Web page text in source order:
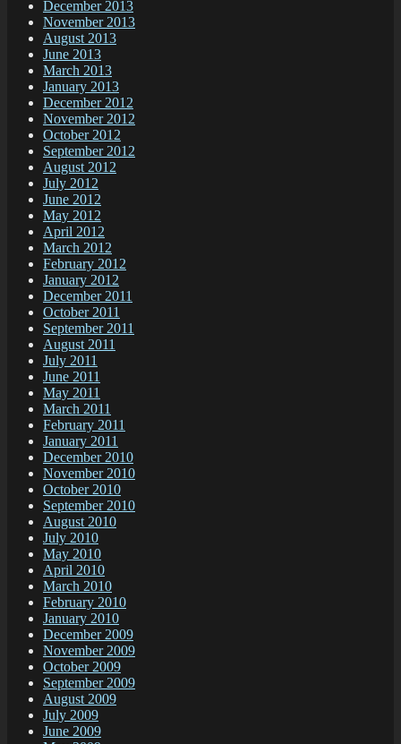
December 2013
November 2013
August 2013
June 2013
March 2013
January 2013
December 2012
November 2012
October 2012
September 2012
August 2012
July 2012
June 2012
May 2012
April 2012
March 2012
February 2012
January 2012
December 2011
October 2011
September 2011
August 2011
July 2011
June 2011
May 2011
March 2011
February 2011
January 2011
December 2010
November 2010
October 2010
September 2010
August 2010
July 2010
May 2010
April 2010
March 2010
February 2010
January 2010
December 2009
November 2009
October 2009
September 2009
August 2009
July 2009
June 2009